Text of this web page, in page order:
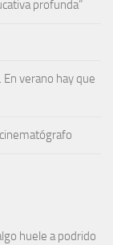
profunda”
verano hay que
huele a podrido